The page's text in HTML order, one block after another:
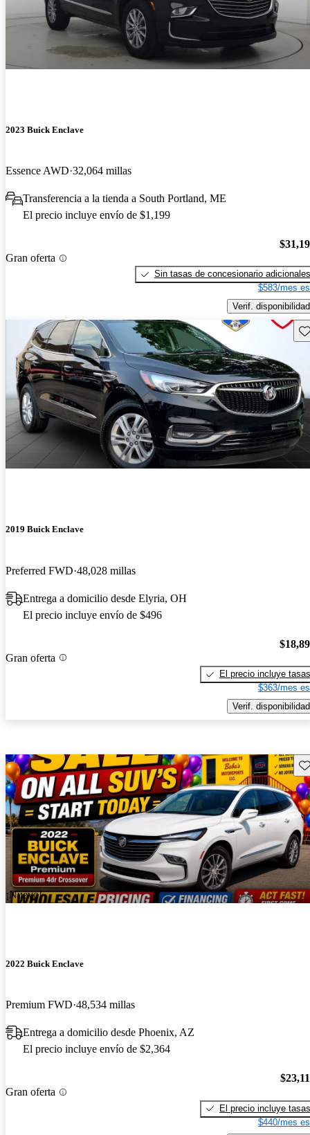
2023 Buick Enclave
Essence AWD 32,064 millas
Transferencia a la tienda a South Portland, ME
El precio incluye envío de $1,199
Gran oferta
Sin tasas de concesionario adicionales
$583/mes
Verif. disponibilidad
2019 Buick Enclave
Preferred FWD 48,028 millas
Entrega a domicilio desde Elyria, OH
El precio incluye envío de $496
Gran oferta
El precio incluye tasas
$363/mes
Verif. disponibilidad
¡Nuevo!
2022 Buick Enclave
Premium FWD 48,534 millas
Entrega a domicilio desde Phoenix, AZ
El precio incluye envío de $2,364
Gran oferta
El precio incluye tasas
$440/mes